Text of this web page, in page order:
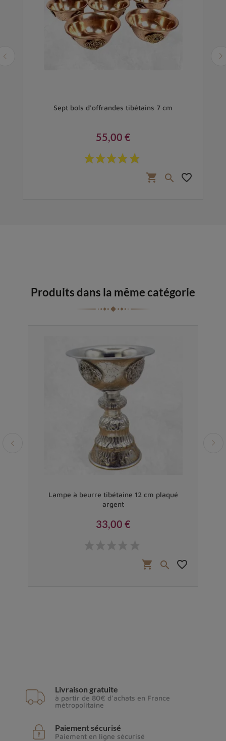
Sept bols d'offrandes tibétains 7 cm
Prix
55,00 €
shopping_cart  favorite_border
Produits dans la même catégorie
Lampe à beurre tibétaine 12 cm plaqué
argent
33,00 €
shopping_cart  favorite_border
Livraison gratuite
à partir de 80€ d'achats en France
métropolitaine
Paiement sécurisé
Paiement en ligne sécurisé